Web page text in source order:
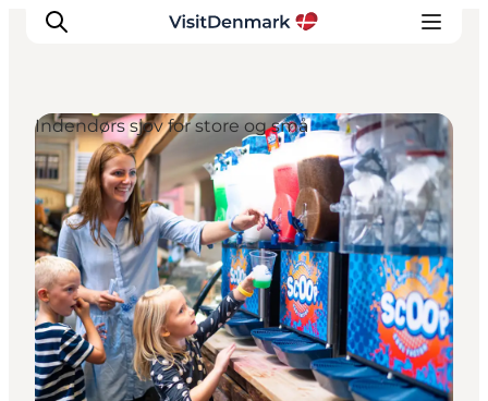
Inspiration
Destinationer
Oplevelser
Overnatning
Planlæg ferien
Indendørs sjov for store og små